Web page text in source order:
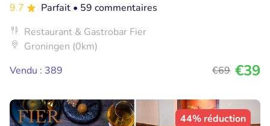
9.7
Parfait • 59 commentaires
Restaurant & Gastrobar Fier
Groningen (0km)
Vendu : 389
€69 €39
44% réduction